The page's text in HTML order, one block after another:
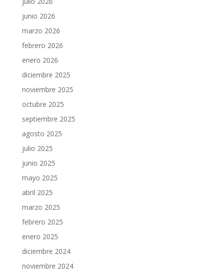
junio 2026
marzo 2026
febrero 2026
enero 2026
diciembre 2025
noviembre 2025
octubre 2025
septiembre 2025
agosto 2025
julio 2025
junio 2025
mayo 2025
abril 2025
marzo 2025
febrero 2025
enero 2025
diciembre 2024
noviembre 2024